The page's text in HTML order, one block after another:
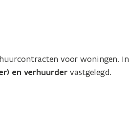
voor woningen. In
en verhuurder vastgelegd.